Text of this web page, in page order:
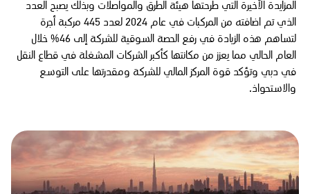
المزايدة الأخيرة التي طرحتها هيئة الطرق والمواصلات وبذلك يصبح العدد
الذي تم اضافته من المركبات في عام 2024 لعدد 445 مركبة أجرة
لتساهم هذه الزيادة في رفع الحصة السوقية للشركة إلى 46% خلال
العام الحالي مما يعزز من مكانتها كأكبر الشركات المشغلة في قطاع النقل
في دبي وتؤكد قوة المركز المالي للشركة ومقدرتها على التوسع
والاستحواذ.